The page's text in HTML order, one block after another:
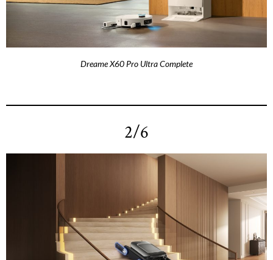
Dreame X60 Pro Ultra Complete
2/6